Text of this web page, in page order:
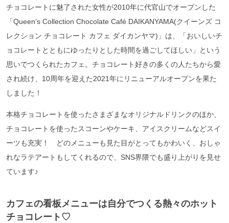
チョコレートに魅了された女性が2010年に代官山でオープンした
「Queen’s Collection Chocolate Café DAIKANYAMA(クイーンズ コ
レクション チョコレート カフェ ダイカンヤマ)」は、「おいしいチ
ョコレートとともにゆったりとした時間を過ごしてほしい」という
思いでつくられたカフェ。チョコレート好きの多くの人たちから愛
され続け、10周年を迎えた2021年にリニューアルオープンを果た
しました！
本格チョコレートを使ったさまざまなオリジナルドリンクのほか、
チョコレートを使ったスコーンやケーキ、アイスクリームなどスイ
ーツも充実！ どのメニューも見た目がとってもかわいく、おしゃ
れなラテアートもしてくれるので、SNS界隈でも盛り上がりを見せ
ています♪
カフェの看板メニューは自分でつくる熱々のホット
チョコレート♡